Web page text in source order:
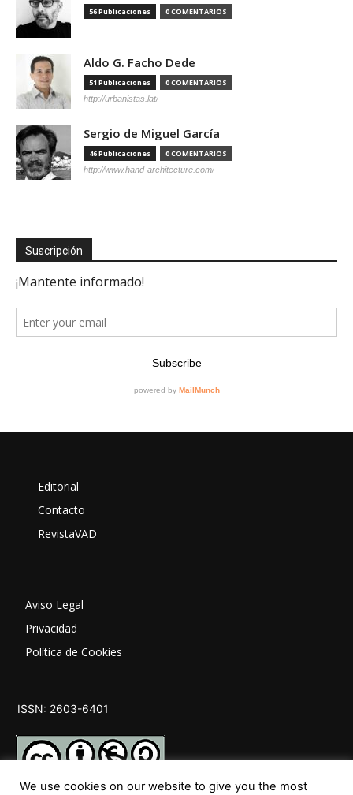
56 Publicaciones 0 COMENTARIOS
Aldo G. Facho Dede
51 Publicaciones 0 COMENTARIOS
http://urbanistas.lat/
Sergio de Miguel García
46 Publicaciones 0 COMENTARIOS
http://www.hand-architecture.com/
Suscripción
Editorial
Contacto
RevistaVAD
Aviso Legal
Privacidad
Política de Cookies
ISSN: 2603-6401
We use cookies on our website to give you the most